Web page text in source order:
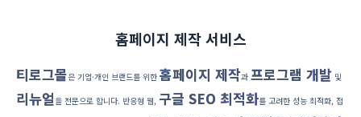
홈페이지 제작 서비스
티로그몰은 기업·개인 브랜드를 위한 홈페이지 제작과 프로그램 개발 및
리뉴얼 을 전문으로 합니다. 반응형 웹, 구글 SEO 최적화를 고려한 성능 최적화, 접